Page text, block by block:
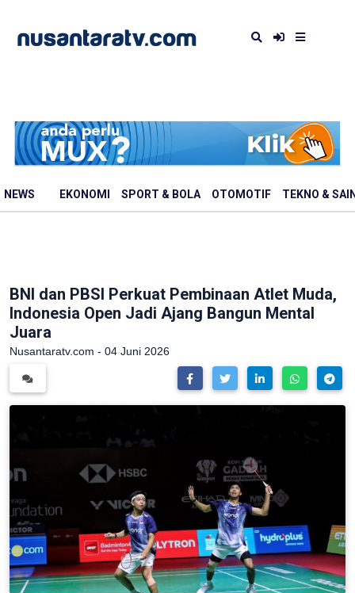
NEWS EKONOMI SPORT & BOLA OTOMOTIF TEKNO &
BNI dan PBSI Perkuat Pembinaan Atlet Muda,
Indonesia Open Jadi Ajang Bangun Mental
Juara
Nusantaratv.com - 04 Juni 2026